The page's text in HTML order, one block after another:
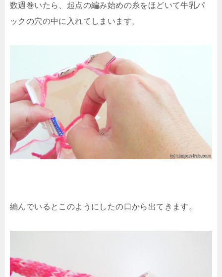
数週巻いたら、起点の編み始めの糸をほどいて牛乳パ
ックの穴の中に入れてしまいます。
編んでいるとこのようにしたの口から出てきます。